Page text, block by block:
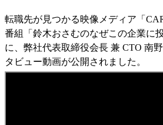
転職先が見つかる映像メディア「
番組「鈴木おさむのなぜこの企業に
に、弊社代表取締役会長 兼 CTO 南
タビュー動画が公開されました。